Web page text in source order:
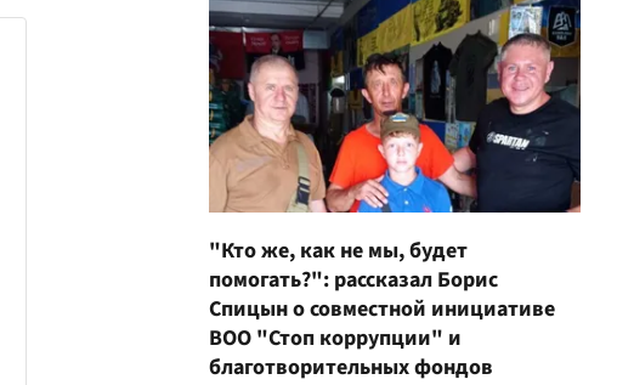
"Кто же, как не мы, будет
помогать?": рассказал Борис
Спицын о совместной инициативе
ВОО "Стоп коррупции" и
благотворительных фондов